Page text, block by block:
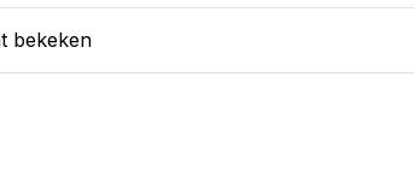
bekeken